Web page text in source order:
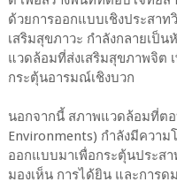
ด้วยการออกแบบเชิงประสาท
เสริมสุขภาวะ กำลังกลายเป็
แวดล้อมที่ส่งเสริมสุขภาพจิต
กระตุ้นอารมณ์เชิงบวก
นอกจากนี้ สภาพแวดล้อมที่ต
Environments) กำลังมีควา
ออกแบบมาเพื่อกระตุ้นประส
มองเห็น การได้ยิน และการ